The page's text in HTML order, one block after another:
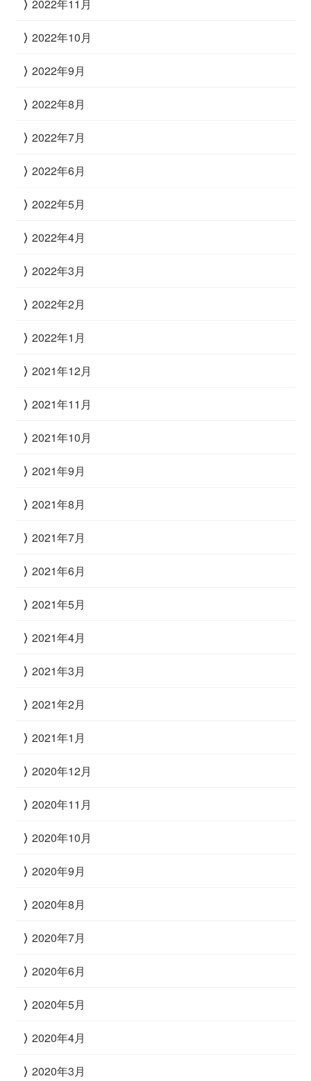
2022年11月
2022年10月
2022年9月
2022年8月
2022年7月
2022年6月
2022年5月
2022年4月
2022年3月
2022年2月
2022年1月
2021年12月
2021年11月
2021年10月
2021年9月
2021年8月
2021年7月
2021年6月
2021年5月
2021年4月
2021年3月
2021年2月
2021年1月
2020年12月
2020年11月
2020年10月
2020年9月
2020年8月
2020年7月
2020年6月
2020年5月
2020年4月
2020年3月